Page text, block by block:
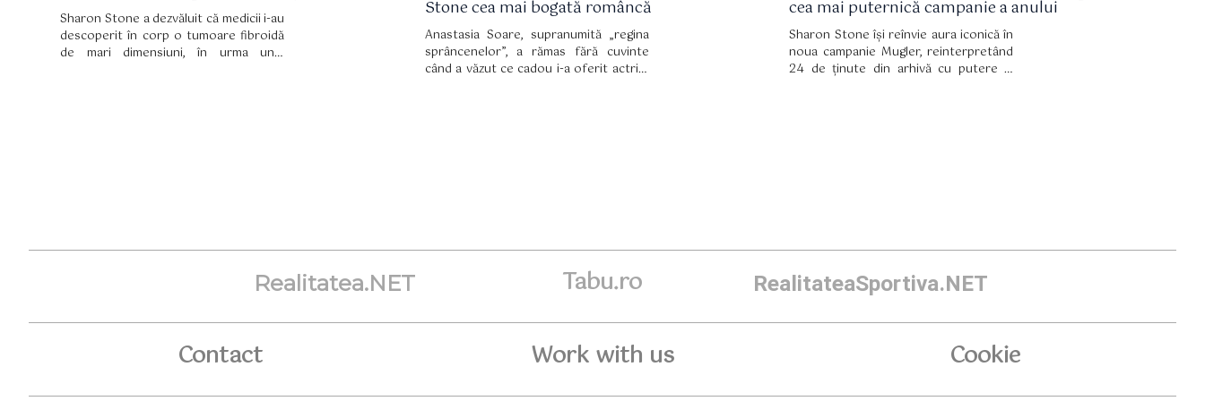
Sharon Stone a dezvăluit că medicii i-au
descoperit în corp o tumoare fibroidă
de mari dimensiuni, în urma unui
Stone cea mai bogată româncă
Anastasia Soare, supranumită „regina
sprâncenelor”, a rămas fără cuvinte
când a văzut ce cadou i-a oferit actrița
cea mai puternică campanie a anului
Sharon Stone își reînvie aura iconică în
noua campanie Mugler, reinterpretând
24 de ținute din arhivă cu putere și
Realitatea.NET Tabu.ro RealitateaSportiva.NET
Contact Work with us Cookie